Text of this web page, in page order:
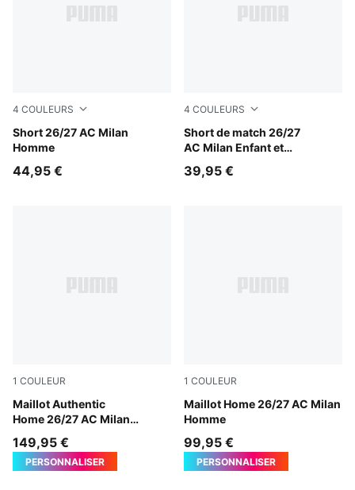
4 COULEURS
Short 26/27 AC Milan
Homme
PUMA White-Victory Gold
44,95 €
4 COULEURS
Short de match 26/27
AC Milan Enfant et
PUMA White-Victory Gold
39,95 €
1 COULEUR
Maillot Authentic
Home 26/27 AC Milan
PUMA Black-For All Time Red
149,95 €
PERSONNALISER
1 COULEUR
Maillot Home 26/27 AC Milan
Homme
PUMA Black-For All Time
99,95 €
PERSONNALISER